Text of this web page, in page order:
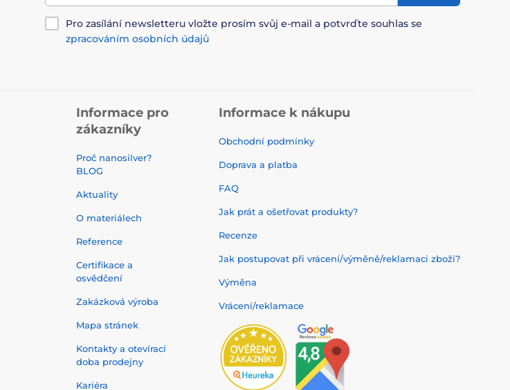
Pro zasílání newsletteru vložte prosím svůj e-mail a potvrďte souhlas se
zpracováním osobních údajů
Informace pro
zákazníky
Proč nanosilver?
BLOG
Aktuality
O materiálech
Reference
Certifikace a
osvědčení
Zakázková výroba
Mapa stránek
Kontakty a otevírací
doba prodejny
Kariéra
Informace k nákupu
Obchodní podmínky
Doprava a platba
FAQ
Jak prát a ošetřovat produkty?
Recenze
Jak postupovat při vrácení/výměně/reklamaci zboží?
Výměna
Vrácení/reklamace